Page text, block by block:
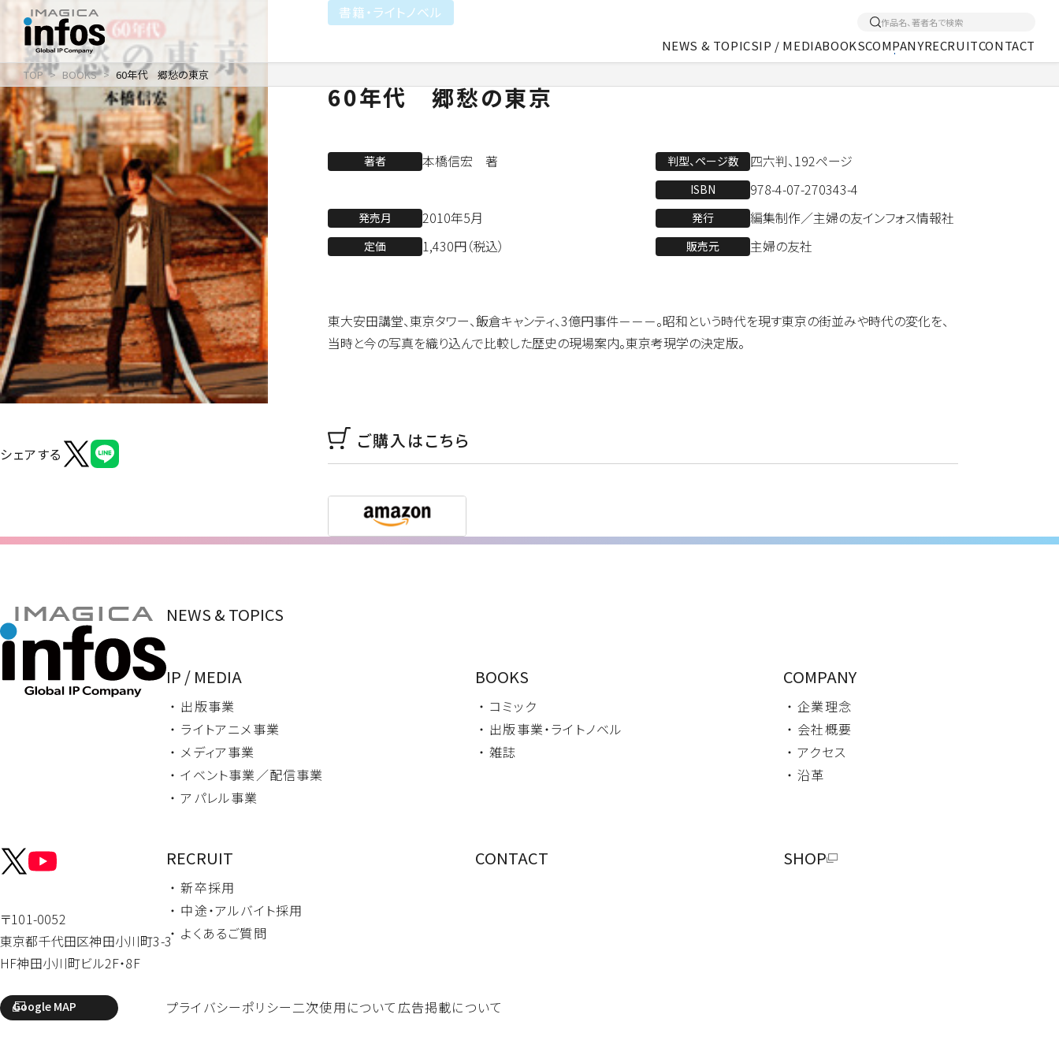
NEWS & TOPICSIP / MEDIA
IP / MEDIA
事業紹介
出版事業 ライトアニメ事業
イベント事業／配信事業
BOOKSCOMPANY
COMPANY
会社情報
企業理念 会社概要
沿革
RECRUIT
RECRUIT
採用情報
新卒採用 中途・アルバイト採用
CONTACT
TOP BOOKS 60年代 郷愁の東京
シェアする
書籍・ライトノベル
60年代 郷愁の東京
著者 本橋信宏 著 判型、ページ数 四六判、192ページ
ISBN 978-4-07-270343-4
発行 編集制作／主婦の友インフォス情報社
発売月 2010年5月
販売元 主婦の友社
定価 1,430円（税込）
東大安田講堂、東京タワー、飯倉キャンティ、3億円事件－－－。昭和という時代を現す東京の街並みや時代の変化を、
当時と今の写真を織り込んで比較した歴史の現場案内。東京考現学の決定版。
ご購入はこちら
〒101-0052
東京都千代田区神田小川町3-3
HF神田小川町ビル2F・8F
Google MAP
NEWS & TOPICS
IP / MEDIA
・ 出版事業
・ ライトアニメ事業
・ メディア事業
・ イベント事業／配信事業
・ アパレル事業
BOOKS
・ コミック
・ 出版事業・ライトノベル
・ 雑誌
COMPANY
・ 企業理念
・ 会社概要
・ アクセス
・ 沿革
RECRUIT
・ 新卒採用
・ 中途・アルバイト採用
・ よくあるご質問
CONTACT SHOP
プライバシーポリシー二次使用について 広告掲載について